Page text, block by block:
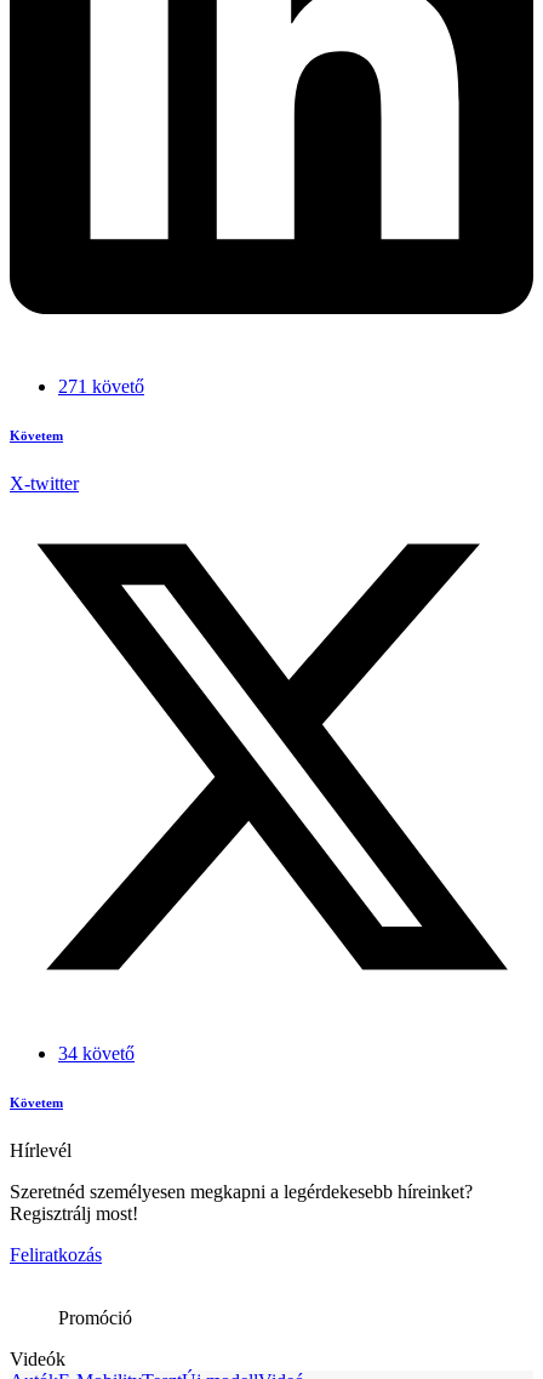
271 követő
Követem
X-twitter
34 követő
Követem
Hírlevél
Szeretnéd személyesen megkapni a legérdekesebb híreinket?
Regisztrálj most!
Feliratkozás
Promóció
Videók